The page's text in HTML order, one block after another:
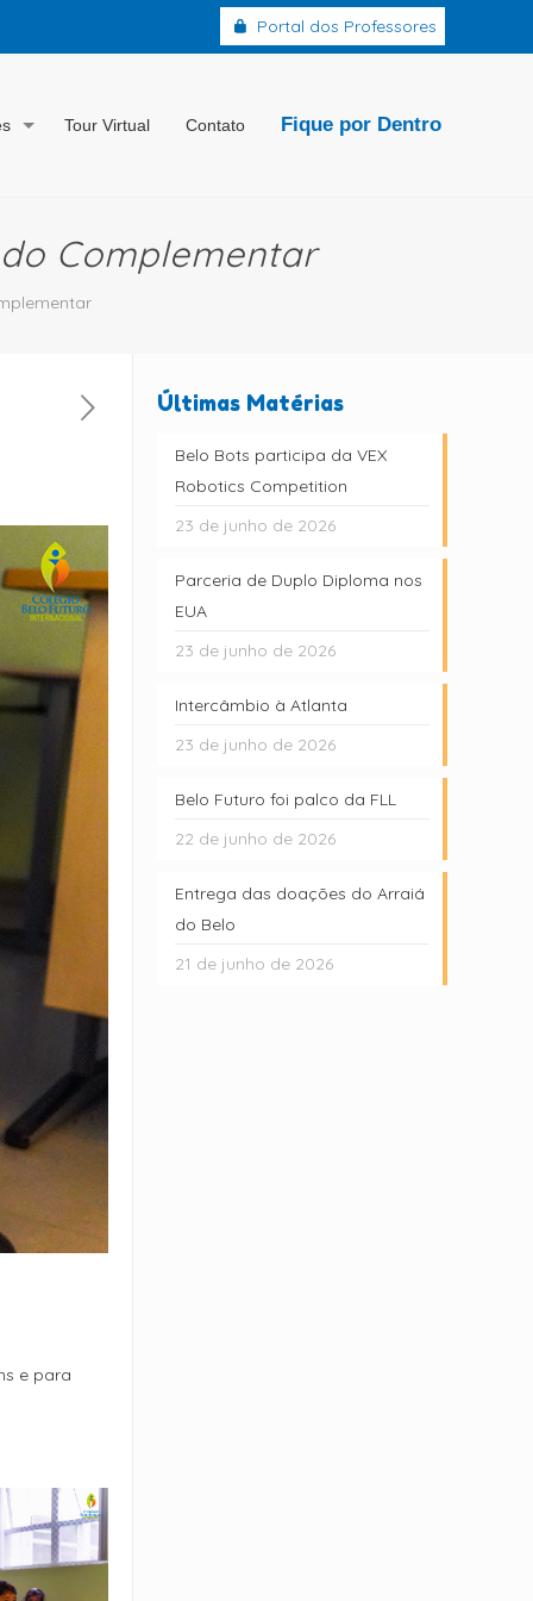
Portal dos Professores
Tour Virtual Contato Fique por Dentro
Complementar
e para
Últimas Matérias
Belo Bots participa da VEX
Robotics Competition
23 de junho de 2026
Parceria de Duplo Diploma nos
EUA
23 de junho de 2026
Intercâmbio à Atlanta
23 de junho de 2026
Belo Futuro foi palco da FLL
22 de junho de 2026
Entrega das doações do Arraiá
do Belo
21 de junho de 2026